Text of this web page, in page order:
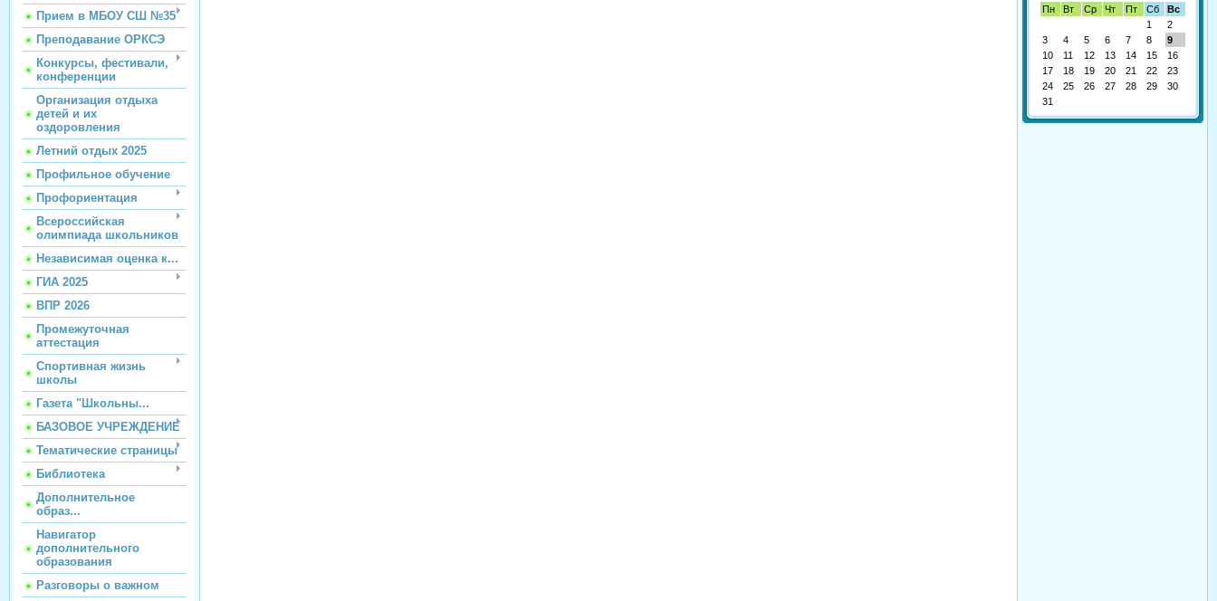
Прием в МБОУ СШ №35
Преподавание ОРКСЭ
Конкурсы, фестивали,
конференции
Организация отдыха
детей и их
оздоровления
Летний отдых 2025
Профильное обучение
Профориентация
Всероссийская
олимпиада школьников
Независимая оценка к...
ГИА 2025
ВПР 2026
Промежуточная
аттестация
Спортивная жизнь
школы
Газета "Школьны...
БАЗОВОЕ УЧРЕЖДЕНИЕ
Тематические страницы
Библиотека
Дополнительное
образ...
Навигатор
дополнительного
образования
Разговоры о важном
Пн
Вт Ср Чт Пт Сб
Вс
1
2
3
4 5 6 7 8
9
10
11 12 13 14 15
16
17
18 19 20 21 22
23
24
25 26 27 28 29
30
31